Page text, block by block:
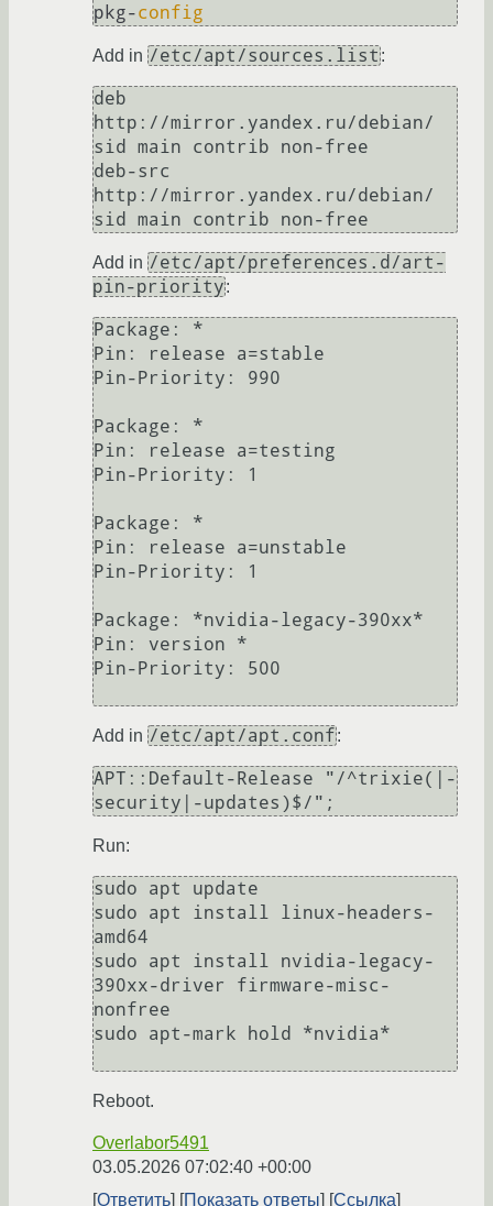
pkg-config
Add in /etc/apt/sources.list :
deb
http://mirror.yandex.ru/debian/
sid main contrib non-free
deb-src
http://mirror.yandex.ru/debian/
Add in /etc/apt/preferences.d/art-
pin-priority:
Package: *
Pin: release a=stable
Pin-Priority: 990
Package: *
Pin: release a=testing
Pin-Priority: 1
Package: *
Pin: release a=unstable
Pin-Priority: 1
Package: *nvidia-legacy-390xx*
Pin: version *
Pin-Priority: 500
Add in /etc/apt/apt.conf:
APT::Default-Release "/^trixie(|-
Run:
sudo apt update
sudo apt install linux-headers-
amd64
sudo apt install nvidia-legacy-
390xx-driver firmware-misc-
nonfree
sudo apt-mark hold *nvidia*
Reboot.
Overlabor5491
03.05.2026 07:02:40 +00:00
Ответить
Показать ответы Ссылка